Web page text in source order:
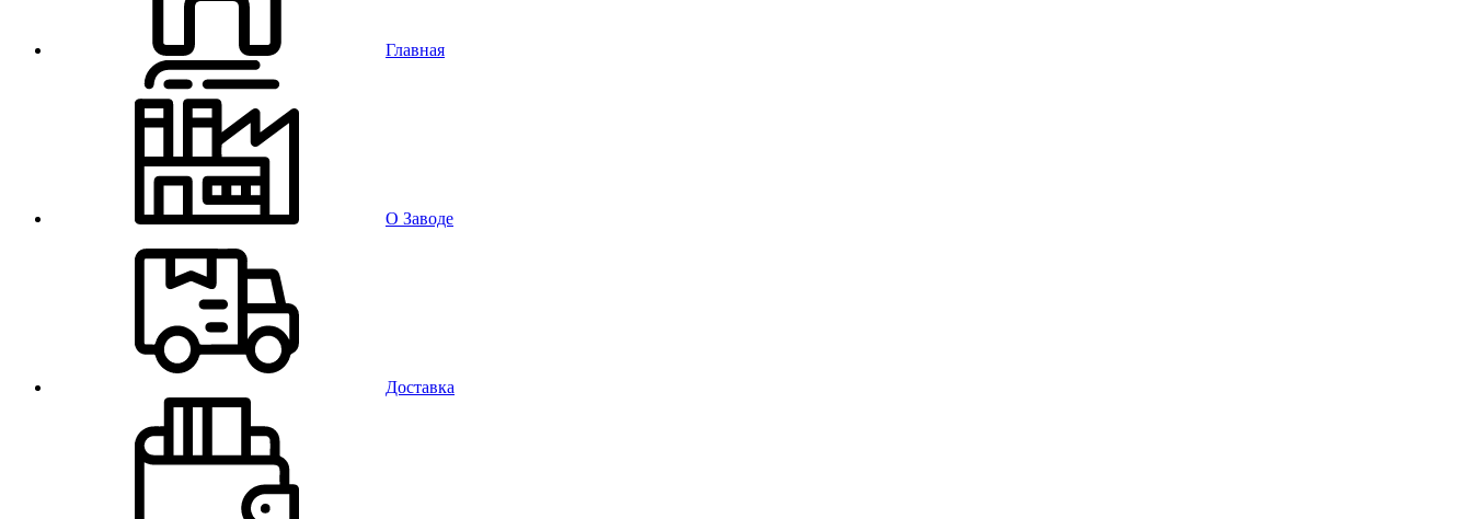
Главная
О Заводе
Доставка